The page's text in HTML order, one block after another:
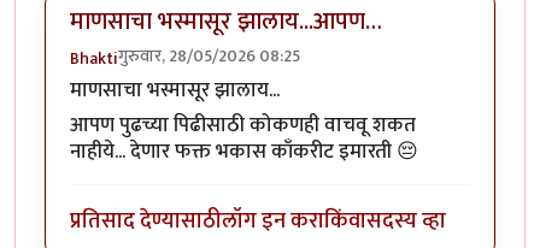
माणसाचा भस्मासूर झालाय...आपण…
Bhaktiगुरुवार, 28/05/2026 08:25
माणसाचा भस्मासूर झालाय...
आपण पुढच्या पिढीसाठी कोकणही वाचवू शकत
नाहीये... देणार फक्त भकास काँकरीट इमारती 😔
प्रतिसाद देण्यासाठीलॉग इन कराकिंवासदस्य व्हा